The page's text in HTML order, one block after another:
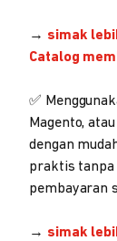
→ simak
Catalog
✅
Magento,
dengan
praktis tanpa
pembayaran
→ simak